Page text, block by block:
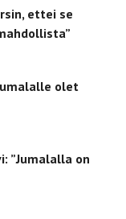
ettei se
olet
”Jumalalla on